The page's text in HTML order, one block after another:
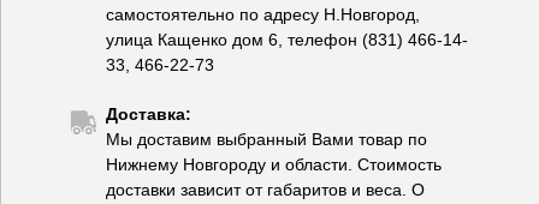
самостоятельно по адресу Н.Новгород,
улица Кащенко дом 6, телефон (831) 466-14-
33, 466-22-73
Доставка:
Мы доставим выбранный Вами товар по
Нижнему Новгороду и области. Стоимость
доставки зависит от габаритов и веса. О